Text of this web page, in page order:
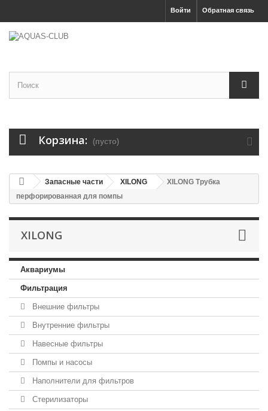
Обратная связь
Войти
Корзина: (пусто)
Запасные части XILONG
XILONG Трубка
перфорированная для помпы
XILONG
Аквариумы
Фильтрация
Внешние фильтры
Внутренние фильтры
Навесные фильтры
Помпы и насосы
Наполнители для фильтров
Стерилизаторы